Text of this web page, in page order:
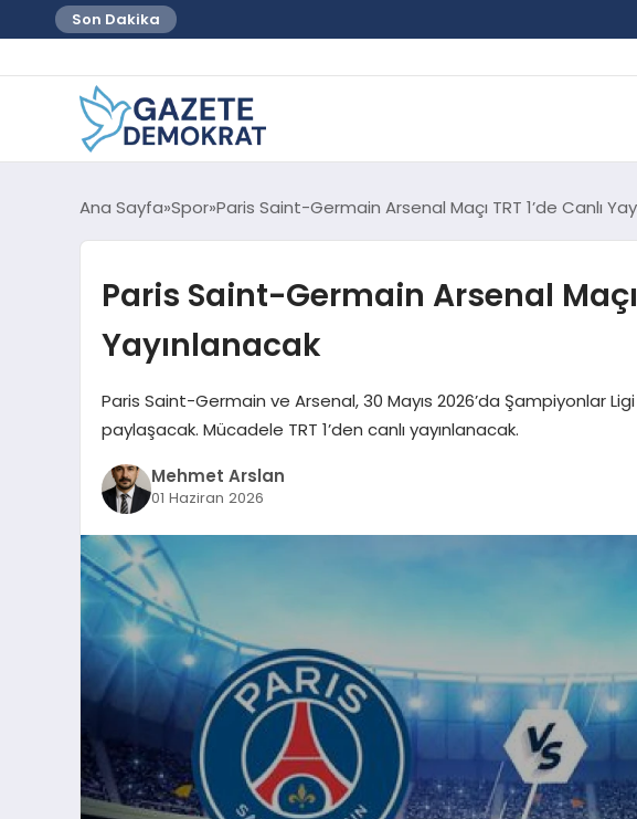
Son Dakika
Ana Sayfa Spor Paris Saint-Germain Arsenal Maçı TRT 1’de Canlı
Paris Saint-Germain Arsenal Maçı
Yayınlanacak
Paris Saint-Germain ve Arsenal, 30 Mayıs 2026’da Şampiyonlar
paylaşacak. Mücadele TRT 1’den canlı yayınlanacak.
Mehmet Arslan
01 Haziran 2026